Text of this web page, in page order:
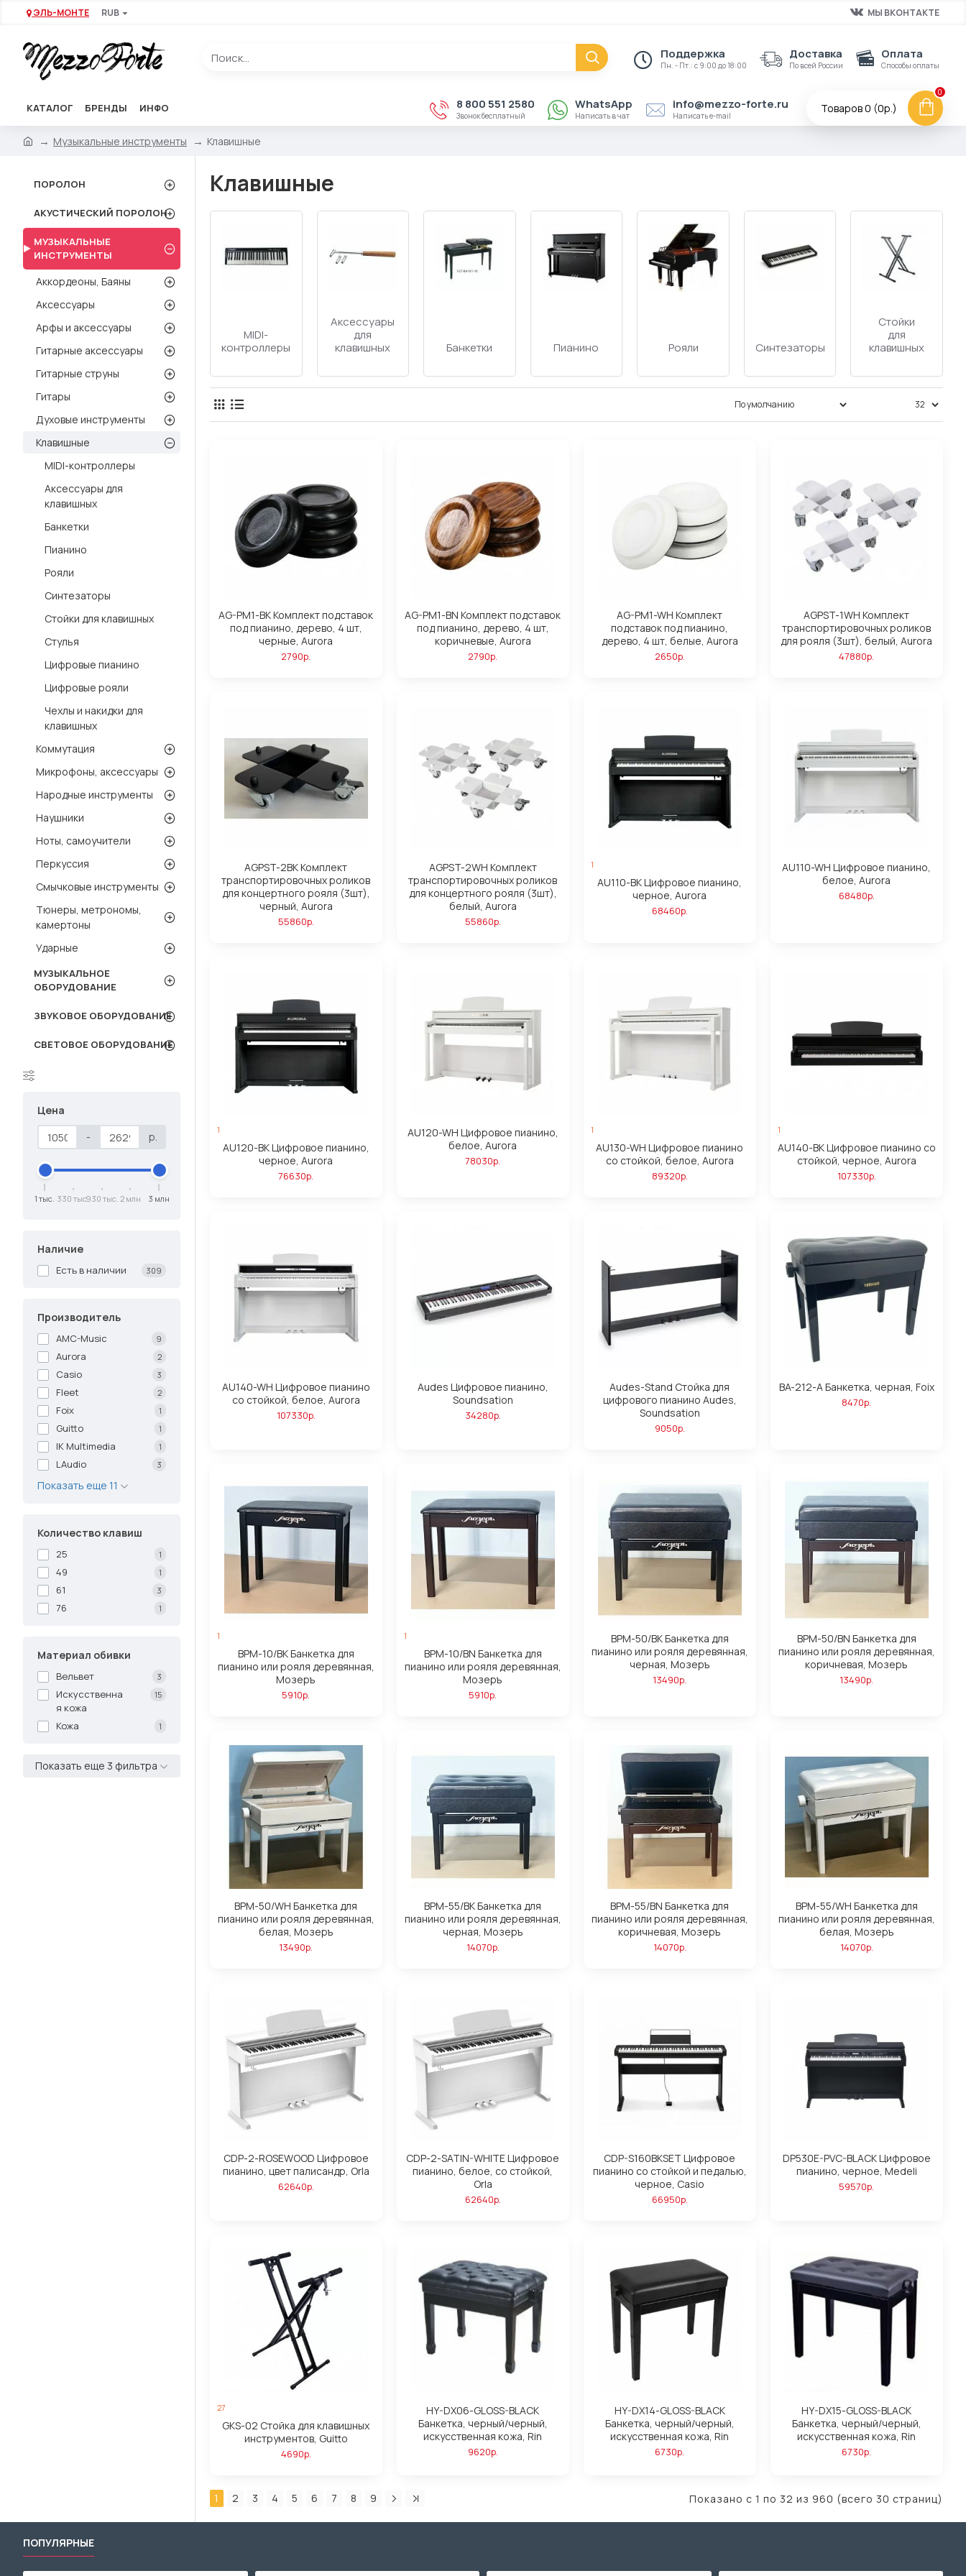
ЭЛЬ-МОНТЕ RUB МЫ ВКОНТАКТЕ
Поддержка
Пн. - Пт.: с 9:00 до 18:00
Доставка
По всей России
Оплата
Способы оплаты
КАТАЛОГ БРЕНДЫ ИНФО 8 800 551 2580
Звонок бесплатный
WhatsApp
Написать в чат
info@mezzo-forte.ru
Написать e-mail
Товаров 0 (0р.)
0
Музыкальные инструменты Клавишные
ПОРОЛОН
АКУСТИЧЕСКИЙ ПОРОЛОН
МУЗЫКАЛЬНЫЕ
ИНСТРУМЕНТЫ
Аккордеоны, Баяны
Аксессуары
Арфы и аксессуары
Гитарные аксессуары
Гитарные струны
Гитары
Духовые инструменты
Клавишные
MIDI-контроллеры
Аксессуары для
клавишных
Банкетки
Пианино
Рояли
Синтезаторы
Стойки для клавишных
Стулья
Цифровые пианино
Цифровые рояли
Чехлы и накидки для
клавишных
Коммутация
Микрофоны, аксессуары
Народные инструменты
Наушники
Ноты, самоучители
Перкуссия
Смычковые инструменты
Тюнеры, метрономы,
камертоны
Ударные
МУЗЫКАЛЬНОЕ
ОБОРУДОВАНИЕ
ЗВУКОВОЕ ОБОРУДОВАНИЕ
СВЕТОВОЕ ОБОРУДОВАНИЕ
Цена
-
р.
1 тыс. 330 тыс.930 тыс. 2 млн 3 млн
Наличие
Есть в наличии 309
Производитель
AMC-Music 9
Aurora 2
Casio 3
Fleet 2
Foix 1
Guitto 1
IK Multimedia 1
LAudio 3
Показать еще 11
Количество клавиш
25 1
49 1
61 3
76 1
Материал обивки
Вельвет 3
Искусственна
я кожа
15
Кожа 1
Показать еще 3 фильтра
Клавишные
Банкетки Пианино Рояли Синтезаторы
клавишных
Стулья
пианино
рояли
накидки
для
клавишных
AG-PM1-BK Комплект подставок
под пианино, дерево, 4 шт,
черные, Aurora
2790р.
AG-PM1-BN Комплект подставок
под пианино, дерево, 4 шт,
коричневые, Aurora
2790р.
AG-PM1-WH Комплект
подставок под пианино,
дерево, 4 шт, белые, Aurora
2650р.
AGPST-1WH Комплект
транспортировочных роликов
для рояля (3шт), белый, Aurora
47880р.
AGPST-2BK Комплект
транспортировочных роликов
для концертного рояля (3шт),
черный, Aurora
55860р.
AGPST-2WH Комплект
транспортировочных роликов
для концертного рояля (3шт),
белый, Aurora
55860р.
1
AU110-BK Цифровое пианино,
черное, Aurora
68460р.
AU110-WH Цифровое пианино,
белое, Aurora
68480р.
1
AU120-BK Цифровое пианино,
черное, Aurora
76630р.
AU120-WH Цифровое пианино,
белое, Aurora
78030р.
1
AU130-WH Цифровое пианино
со стойкой, белое, Aurora
89320р.
1
AU140-BK Цифровое пианино со
стойкой, черное, Aurora
107330р.
AU140-WH Цифровое пианино
со стойкой, белое, Aurora
107330р.
Audes Цифровое пианино,
Soundsation
34280р.
Audes-Stand Стойка для
цифрового пианино Audes,
Soundsation
9050р.
BA-212-A Банкетка, черная, Foix
8470р.
1
BPM-10/BK Банкетка для
пианино или рояля деревянная,
Мозеръ
5910р.
1
BPM-10/BN Банкетка для
пианино или рояля деревянная,
Мозеръ
5910р.
BPM-50/BK Банкетка для
пианино или рояля деревянная,
черная, Мозеръ
13490р.
BPM-50/BN Банкетка для
пианино или рояля деревянная,
коричневая, Мозеръ
13490р.
BPM-50/WH Банкетка для
пианино или рояля деревянная,
белая, Мозеръ
13490р.
BPM-55/BK Банкетка для
пианино или рояля деревянная,
черная, Мозеръ
14070р.
BPM-55/BN Банкетка для
пианино или рояля деревянная,
коричневая, Мозеръ
14070р.
BPM-55/WH Банкетка для
пианино или рояля деревянная,
белая, Мозеръ
14070р.
CDP-2-ROSEWOOD Цифровое
пианино, цвет палисандр, Orla
62640р.
CDP-2-SATIN-WHITE Цифровое
пианино, белое, со стойкой,
Orla
62640р.
CDP-S160BKSET Цифровое
пианино со стойкой и педалью,
черное, Casio
66950р.
DP530E-PVC-BLACK Цифровое
пианино, черное, Medeli
59570р.
27
GKS-02 Стойка для клавишных
инструментов, Guitto
4690р.
HY-DX06-GLOSS-BLACK
Банкетка, черный/черный,
искусственная кожа, Rin
9620р.
HY-DX14-GLOSS-BLACK
Банкетка, черный/черный,
искусственная кожа, Rin
6730р.
HY-DX15-GLOSS-BLACK
Банкетка, черный/черный,
искусственная кожа, Rin
6730р.
1 2 3 4 5 6 7 8 9 Показано с 1 по 32 из 960 (всего 30 страниц)
ПОПУЛЯРНЫЕ